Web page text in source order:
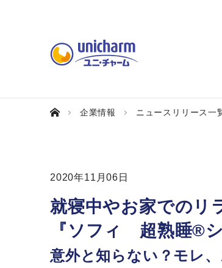
企業情報 ニュースリリース一
2020年11月06日
就寝中やお家でのリ
『ソフィ 超熟睡®シ
意外と知らない？モレ